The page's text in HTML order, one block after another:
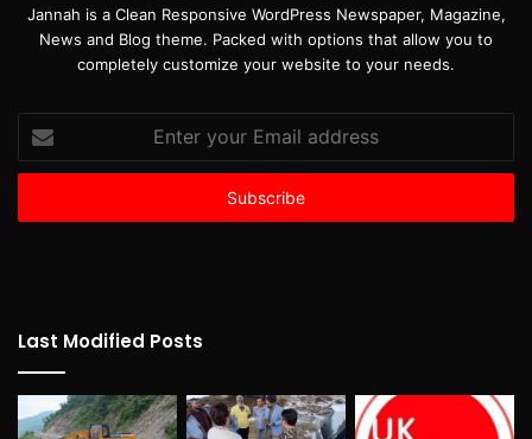
Jannah is a Clean Responsive WordPress Newspaper, Magazine,
News and Blog theme. Packed with options that allow you to
completely customize your website to your needs.
your
Email
Last Modified Posts